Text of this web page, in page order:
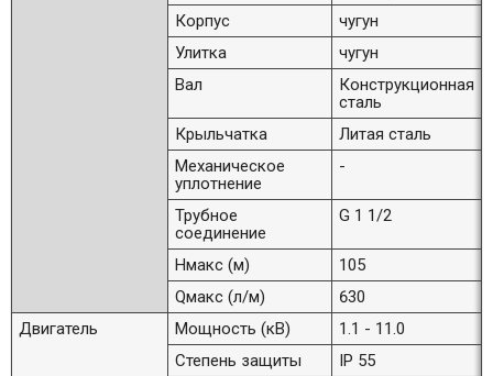
Корпус
чугун
Улитка
чугун
Вал
Конструкционная
сталь
Крыльчатка
Литая сталь
Механическое
уплотнение
-
Трубное
соединение
G 1 1/2
Hмакс (м)
105
Qмакс (л/м)
630
Двигатель
Мощность (кВ)
1.1 - 11.0
Степень защиты
IP 55